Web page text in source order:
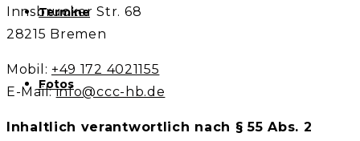
Termine
Fotos
Innsbrucker Str. 68
28215 Bremen
Mobil: +49 172 4021155
E-Mail:info@ccc-hb.de
Inhaltlich verantwortlich nach § 55 Abs. 2